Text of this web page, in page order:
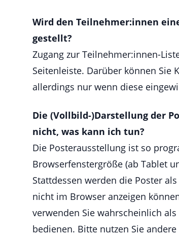
Wird den Teilnehmer:innen
gestellt?
Zugang zur Teilnehmer:innen-
Seitenleiste. Darüber können Sie
allerdings nur wenn diese
Die (Vollbild-)Darstellung der
nicht, was kann ich tun?
Die Posterausstellung ist so
Browserfenstergröße (ab Tablet
Stattdessen werden die Poster
nicht im Browser anzeigen
verwenden Sie wahrscheinlich
bedienen. Bitte nutzen Sie